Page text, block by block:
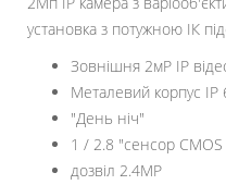
установка з потужною ІК
Зовнішня 2мР IP
Металевий корпус IP
"День ніч"
1 / 2.8 "сенсор
дозвіл 2.4MР